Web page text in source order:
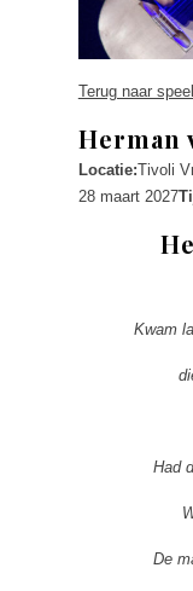
Terug naar
Herman
Locatie:Tivoli
28 maart 2027
Kwam
Had
De